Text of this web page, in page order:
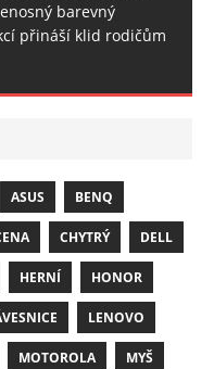
barevný
přináší klid rodičům
ASUS BENQ
CHYTRÝ DELL
HERNÍ HONOR
LENOVO
MOTOROLA MYŠ